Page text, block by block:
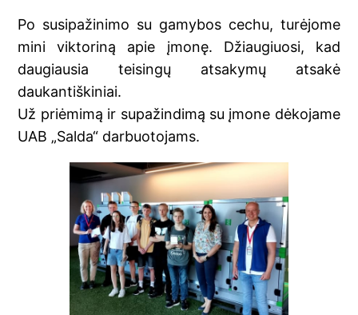
Po susipažinimo su gamybos cechu, turėjome
mini viktoriną apie įmonę. Džiaugiuosi, kad
daugiausia teisingų atsakymų atsakė
daukantiškiniai.
Už priėmimą ir supažindimą su įmone dėkojame
UAB „Salda“ darbuotojams.